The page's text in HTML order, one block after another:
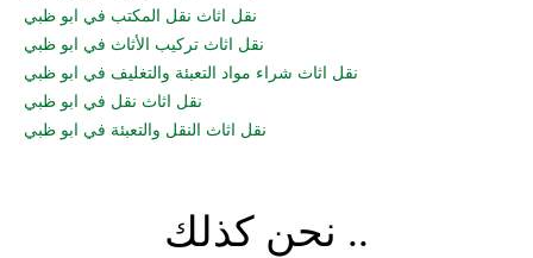
نقل اثاث نقل المكتب في ابو ظبي
نقل اثاث تركيب الأثاث في ابو ظبي
نقل اثاث شراء مواد التعبئة والتغليف في ابو ظبي
نقل اثاث نقل في ابو ظبي
نقل اثاث النقل والتعبئة في ابو ظبي
نحن كذلك ..